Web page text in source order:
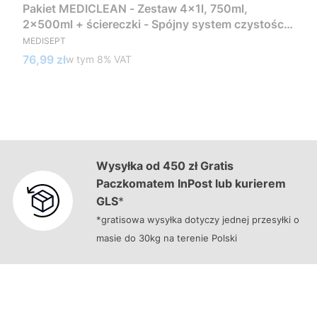
Pakiet MEDICLEAN - Zestaw 4x1l, 750ml,
2x500ml + ściereczki - Spójny system czystości
w standardzie medycznym
PRODUCENT
MEDISEPT
Cena brutto
76,99 złw tym %s VAT
w tym 8% VAT
Wysyłka od 450 zł Gratis
Paczkomatem InPost lub kurierem
GLS*
*gratisowa wysyłka dotyczy jednej przesyłki o
masie do 30kg na terenie Polski